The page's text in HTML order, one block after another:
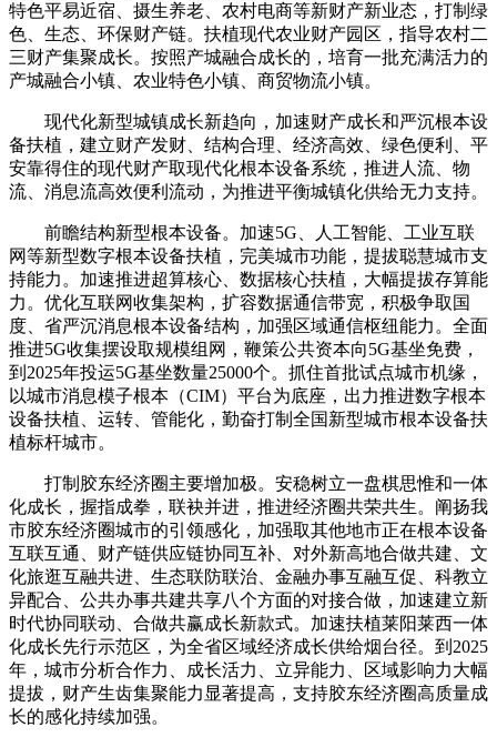
特色平易近宿、摄生养老、农村电商等新财产新业态，打制绿
色、生态、环保财产链。扶植现代农业财产园区，指导农村二
三财产集聚成长。按照产城融合成长的，培育一批充满活力的
产城融合小镇、农业特色小镇、商贸物流小镇。
现代化新型城镇成长新趋向，加速财产成长和严沉根本设
备扶植，建立财产发财、结构合理、经济高效、绿色便利、平
安靠得住的现代财产取现代化根本设备系统，推进人流、物
流、消息流高效便利流动，为推进平衡城镇化供给无力支持。
前瞻结构新型根本设备。加速5G、人工智能、工业互联
网等新型数字根本设备扶植，完美城市功能，提拔聪慧城市支
持能力。加速推进超算核心、数据核心扶植，大幅提拔存算能
力。优化互联网收集架构，扩容数据通信带宽，积极争取国
度、省严沉消息根本设备结构，加强区域通信枢纽能力。全面
推进5G收集摆设取规模组网，鞭策公共资本向5G基坐免费，
到2025年投运5G基坐数量25000个。抓住首批试点城市机缘，
以城市消息模子根本（CIM）平台为底座，出力推进数字根本
设备扶植、运转、管能化，勤奋打制全国新型城市根本设备扶
植标杆城市。
打制胶东经济圈主要增加极。安稳树立一盘棋思惟和一体
化成长，握指成拳，联袂并进，推进经济圈共荣共生。阐扬我
市胶东经济圈城市的引领感化，加强取其他地市正在根本设备
互联互通、财产链供应链协同互补、对外新高地合做共建、文
化旅逛互融共进、生态联防联治、金融办事互融互促、科教立
异配合、公共办事共建共享八个方面的对接合做，加速建立新
时代协同联动、合做共赢成长新款式。加速扶植莱阳莱西一体
化成长先行示范区，为全省区域经济成长供给烟台径。到2025
年，城市分析合作力、成长活力、立异能力、区域影响力大幅
提拔，财产生齿集聚能力显著提高，支持胶东经济圈高质量成
长的感化持续加强。